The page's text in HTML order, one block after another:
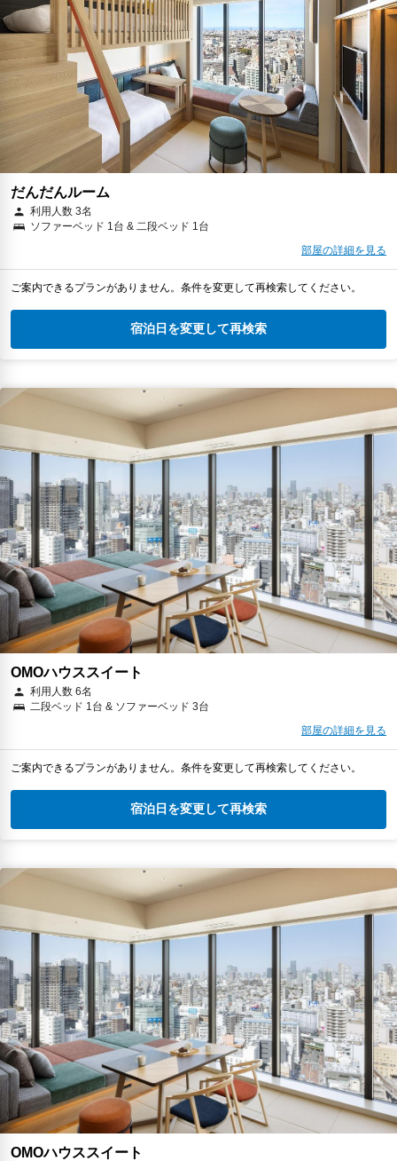
だんだんルーム
利用人数 3名
ソファーベッド 1台 & 二段ベッド 1台
部屋の詳細を見る
ご案内できるプランがありません。条件を変更して再検索してください。
宿泊日を変更して再検索
OMOハウススイート
利用人数 6名
二段ベッド 1台 & ソファーベッド 3台
部屋の詳細を見る
ご案内できるプランがありません。条件を変更して再検索してください。
宿泊日を変更して再検索
OMOハウススイート